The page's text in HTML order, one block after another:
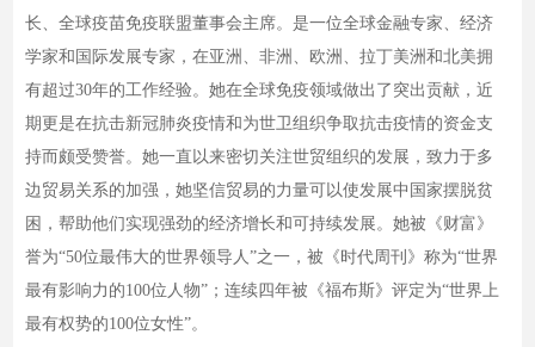
长、全球疫苗免疫联盟董事会主席。是一位全球金融专家、经济
学家和国际发展专家，在亚洲、非洲、欧洲、拉丁美洲和北美拥
有超过30年的工作经验。她在全球免疫领域做出了突出贡献，近
期更是在抗击新冠肺炎疫情和为世卫组织争取抗击疫情的资金支
持而颇受赞誉。她一直以来密切关注世贸组织的发展，致力于多
边贸易关系的加强，她坚信贸易的力量可以使发展中国家摆脱贫
困，帮助他们实现强劲的经济增长和可持续发展。她被《财富》
誉为“50位最伟大的世界领导人”之一，被《时代周刊》称为“世界
最有影响力的100位人物”；连续四年被《福布斯》评定为“世界上
最有权势的100位女性”。